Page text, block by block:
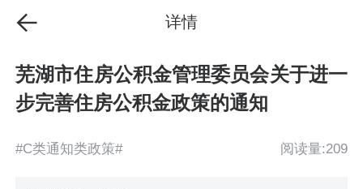
详情
芜湖市住房公积金管理委员会关于进一
步完善住房公积金政策的通知
#C类通知类政策# 阅读量:209